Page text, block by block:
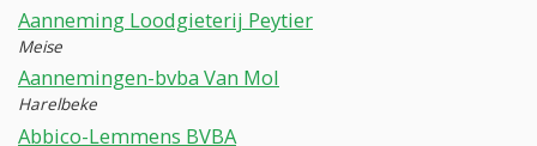
Aanneming Loodgieterij Peytier
Meise
Aannemingen-bvba Van Mol
Harelbeke
Abbico-Lemmens BVBA